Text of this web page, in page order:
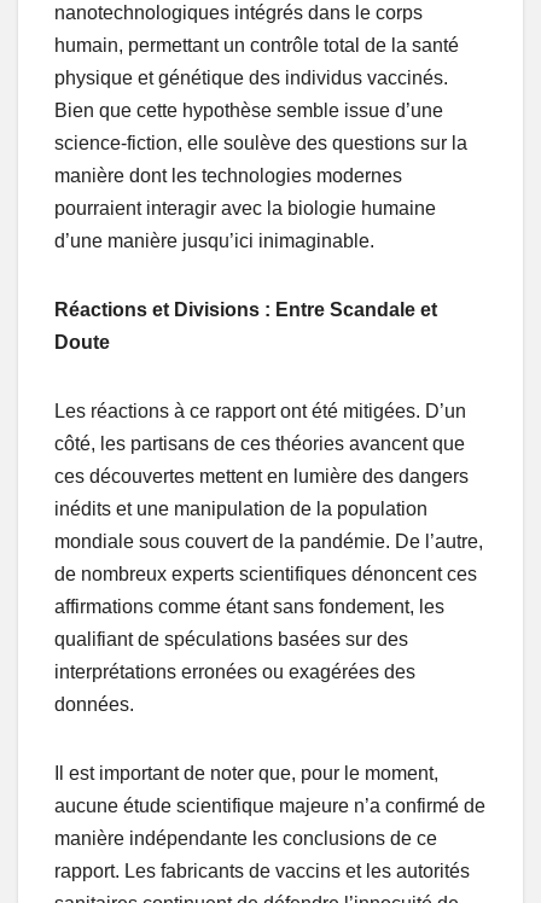
nanotechnologiques intégrés dans le corps
humain, permettant un contrôle total de la santé
physique et génétique des individus vaccinés.
Bien que cette hypothèse semble issue d’une
science-fiction, elle soulève des questions sur la
manière dont les technologies modernes
pourraient interagir avec la biologie humaine
d’une manière jusqu’ici inimaginable.
Réactions et Divisions : Entre Scandale et
Doute
Les réactions à ce rapport ont été mitigées. D’un
côté, les partisans de ces théories avancent que
ces découvertes mettent en lumière des dangers
inédits et une manipulation de la population
mondiale sous couvert de la pandémie. De l’autre,
de nombreux experts scientifiques dénoncent ces
affirmations comme étant sans fondement, les
qualifiant de spéculations basées sur des
interprétations erronées ou exagérées des
données.
Il est important de noter que, pour le moment,
aucune étude scientifique majeure n’a confirmé de
manière indépendante les conclusions de ce
rapport. Les fabricants de vaccins et les autorités